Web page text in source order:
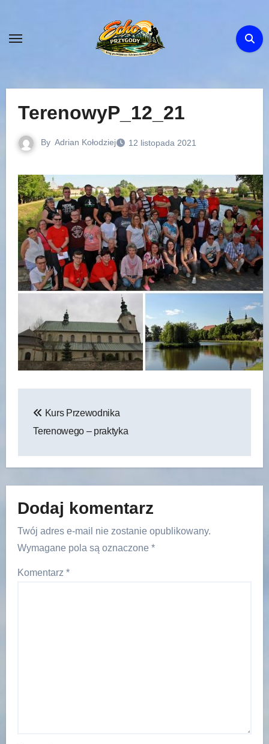
content
TerenowyP_12_21
By Adrian Kołodziej 12 listopada 2021
wpisu
Kurs Przewodnika
Terenowego – praktyka
Dodaj komentarz
Twój adres e-mail nie zostanie opublikowany.
Wymagane pola są oznaczone *
Komentarz *